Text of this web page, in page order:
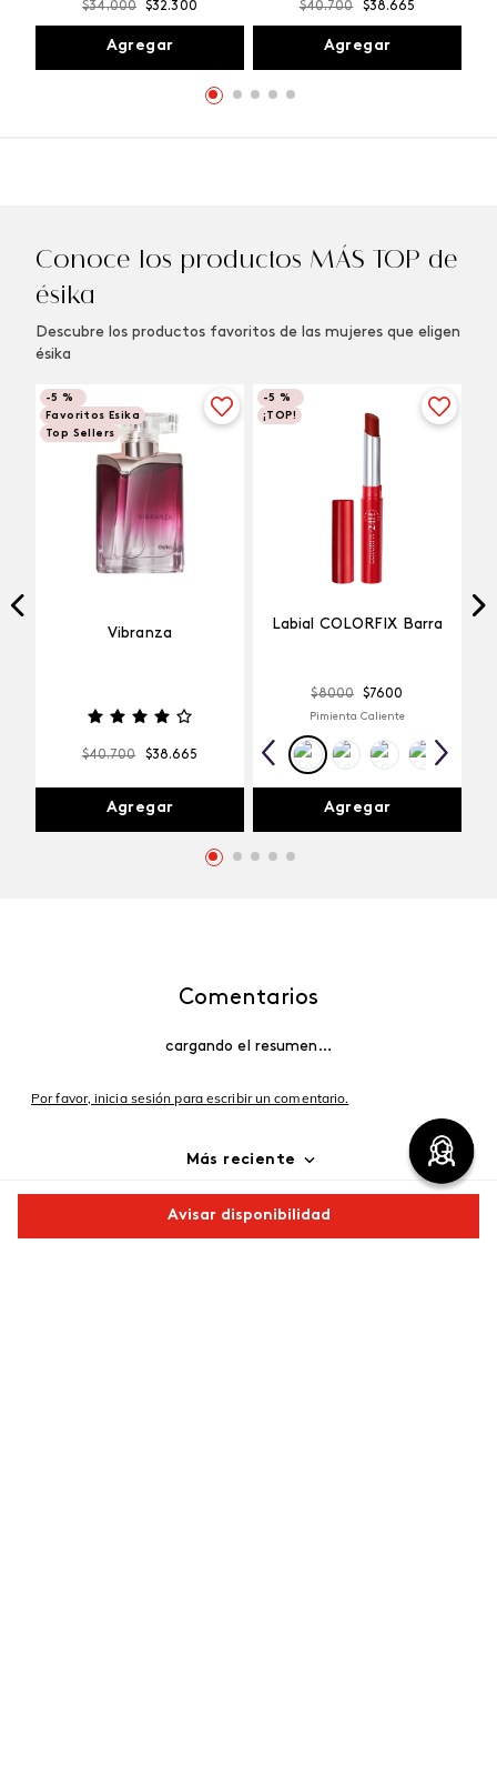
Avisar disponibilidad
$34.000 $32.300
Agregar
$40.700 $38.665
Agregar
Conoce los productos MÁS TOP de
ésika
Descubre los productos favoritos de las mujeres que eligen
ésika
-5 %
Favoritos Esika
Top Sellers
Vibranza
$40.700 $38.665
Agregar
-5 %
¡TOP!
Labial COLORFIX Barra
$8000 $7600
Pimienta Caliente
Agregar
Comentarios
cargando el resumen…
Por favor, inicia sesión para escribir un comentario.
Más reciente
Cargando comentarios…